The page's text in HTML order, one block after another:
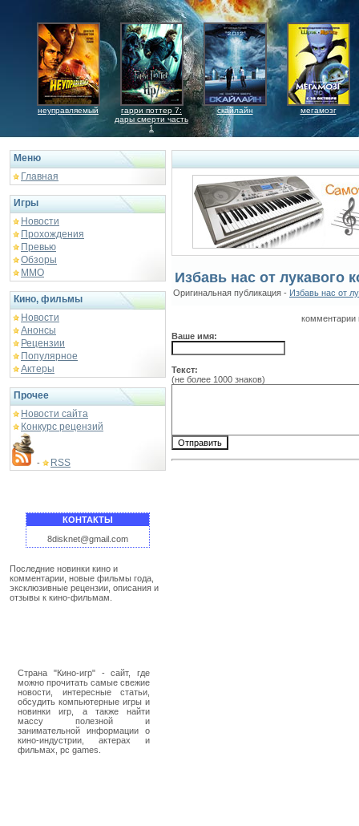
неуправляемый
гарри поттер 7:
дары смерти часть
1
скайлайн мегамозг
Меню
Главная
Игры
Новости
Прохождения
Превью
Обзоры
ММО
Кино, фильмы
Новости
Анонсы
Рецензии
Популярное
Актеры
Прочее
Новости сайта
Конкурс рецензий
- RSS
КОНТАКТЫ
8disknet@gmail.com
Последние новинки кино и
комментарии, новые фильмы года,
эксклюзивные рецензии, описания и
отзывы к кино-фильмам.
Страна "Кино-игр" - сайт, где
можно прочитать самые свежие
новости, интересные статьи,
обсудить компьютерные игры и
новинки игр, а также найти
массу полезной и
занимательной информации о
кино-индустрии, актерах и
фильмах, pc games.
Избавь нас от лукавого
Оригинальная публикация - Избавь нас от
комментарии
Ваше имя:
Текст:
(не более 1000 знаков)